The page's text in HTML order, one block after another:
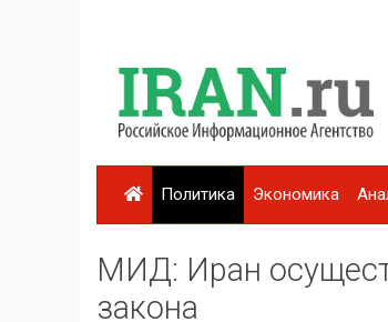
Политика Экономика
МИД: Иран
закона